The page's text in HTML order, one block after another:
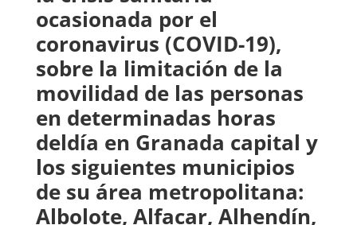
ocasionada por el
coronavirus (COVID-19),
sobre la limitación de la
movilidad de las personas
en determinadas horas
deldía en Granada capital y
los siguientes municipios
de su área metropolitana:
Albolote, Alfacar, Alhendín,